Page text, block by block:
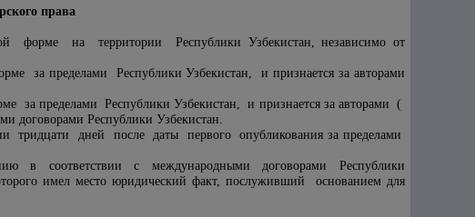
права
форме на территории Республики Узбекистан, независимо от
за пределами Республики Узбекистан, и признается за авторами
за пределами Республики Узбекистан, и признается за авторами (
договорами Республики Узбекистан.
тридцати дней после даты первого опубликования за пределами
в соответствии с международными договорами Республики
имел место юридический факт, послуживший основанием для